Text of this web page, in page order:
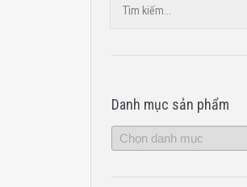
Danh mục sản phẩm